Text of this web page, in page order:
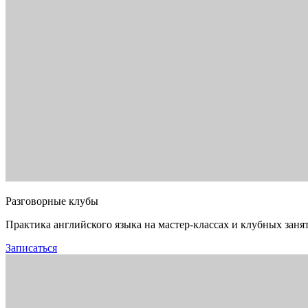
Разговорные клубы
Практика английского языка на мастер-классах и клубных
Записаться